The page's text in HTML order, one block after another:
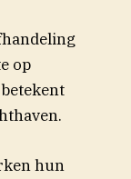
op
hun